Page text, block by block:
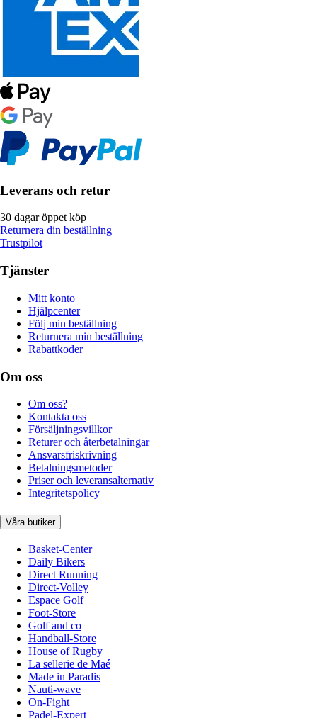
Leverans och retur
30 dagar öppet köp
Returnera din beställning
Trustpilot
Tjänster
Mitt konto
Hjälpcenter
Följ min beställning
Returnera min beställning
Rabattkoder
Om oss
Om oss?
Kontakta oss
Försäljningsvillkor
Returer och återbetalningar
Ansvarsfriskrivning
Betalningsmetoder
Priser och leveransalternativ
Integritetspolicy
Våra butiker
Basket-Center
Daily Bikers
Direct Running
Direct-Volley
Espace Golf
Foot-Store
Golf and co
Handball-Store
House of Rugby
La sellerie de Maé
Made in Paradis
Nauti-wave
On-Fight
Padel-Expert